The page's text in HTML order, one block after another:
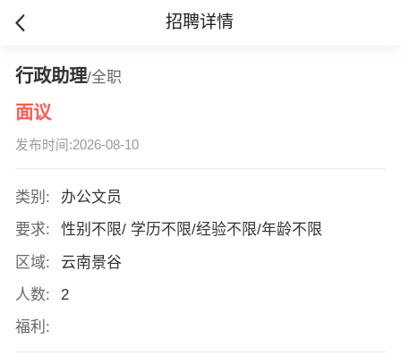
招聘详情
行政助理/全职
面议
发布时间:2026-08-10
类别:
办公文员
要求:
性别不限/ 学历不限/经验不限/年龄不限
区域:
云南景谷
人数:
2
福利: